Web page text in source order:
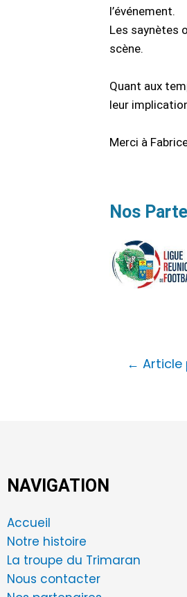
l’événement.
Les saynètes
scène.
Quant aux
leur
Merci à
Nos
← Article
NAVIGATION
Accueil
Notre histoire
La troupe du Trimaran
Nous contacter